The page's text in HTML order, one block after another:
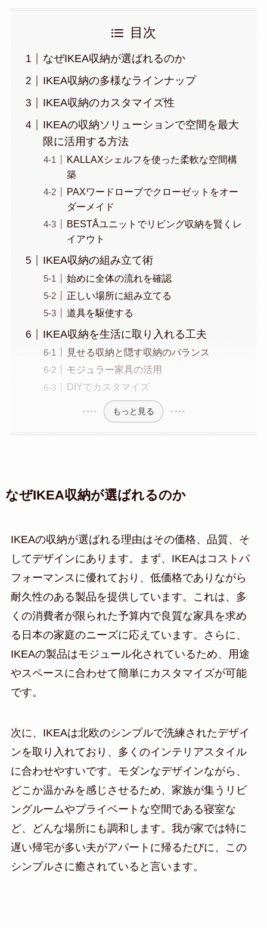
目次
なぜIKEA収納が選ばれるのか
IKEA収納の多様なラインナップ
IKEA収納のカスタマイズ性
IKEAの収納ソリューションで空間を最大
限に活用する方法
KALLAXシェルフを使った柔軟な空間構
築
PAXワードローブでクローゼットをオー
ダーメイド
BESTÅユニットでリビング収納を賢くレ
イアウト
IKEA収納の組み立て術
始めに全体の流れを確認
正しい場所に組み立てる
道具を駆使する
IKEA収納を生活に取り入れる工夫
見せる収納と隠す収納のバランス
モジュラー家具の活用
DIYでカスタマイズ
もっと見る
なぜIKEA収納が選ばれるのか
IKEAの収納が選ばれる理由はその価格、品質、そ
してデザインにあります。まず、IKEAはコストパ
フォーマンスに優れており、低価格でありながら
耐久性のある製品を提供しています。これは、多
くの消費者が限られた予算内で良質な家具を求め
る日本の家庭のニーズに応えています。さらに、
IKEAの製品はモジュール化されているため、用途
やスペースに合わせて簡単にカスタマイズが可能
です。
次に、IKEAは北欧のシンプルで洗練されたデザイ
ンを取り入れており、多くのインテリアスタイル
に合わせやすいです。モダンなデザインながら、
どこか温かみを感じさせるため、家族が集うリビ
ングルームやプライベートな空間である寝室な
ど、どんな場所にも調和します。我が家では特に
遅い帰宅が多い夫がアパートに帰るたびに、この
シンプルさに癒されていると言います。